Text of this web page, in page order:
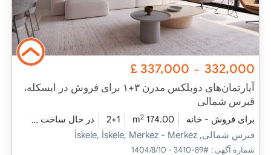
332,000
~
337,000
£
آپارتمان‌های دوبلکس مدرن ۳+۱ برای فروش در ایسکله،
قبرس شمالی
برای فروش - خانه 174.00 m
2
2+1 در حال ساخت
قبرس شمالی, İskele, İskele, Merkez - Merkez
شماره آگهی : #89-3410 - 1404/8/10